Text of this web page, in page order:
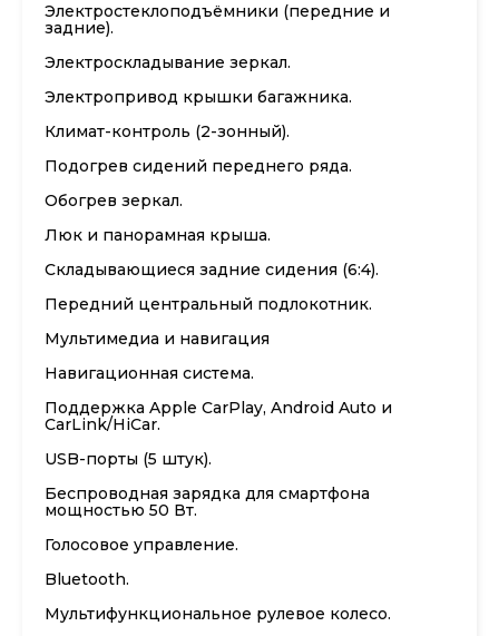
Электростеклоподъёмники (передние и
задние).
Электроскладывание зеркал.
Электропривод крышки багажника.
Климат-контроль (2-зонный).
Подогрев сидений переднего ряда.
Обогрев зеркал.
Люк и панорамная крыша.
Складывающиеся задние сидения (6:4).
Передний центральный подлокотник.
Мультимедиа и навигация
Навигационная система.
Поддержка Apple CarPlay, Android Auto и
CarLink/HiCar.
USB-порты (5 штук).
Беспроводная зарядка для смартфона
мощностью 50 Вт.
Голосовое управление.
Bluetooth.
Мультифункциональное рулевое колесо.